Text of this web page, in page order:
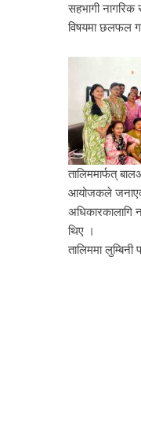
सहभागी नागरिक
विषयमा छलफल
तालिममार्फत्
आयोजकले जनाएको
अधिकारकालागि
थिए ।
तालिममा